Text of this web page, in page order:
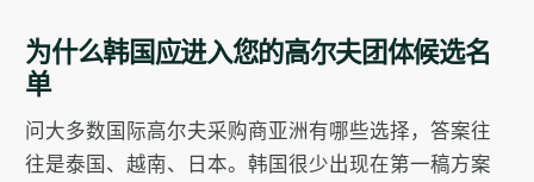
为什么韩国应进入您的高尔夫团体候选名
单
问大多数国际高尔夫采购商亚洲有哪些选择，答案往
往是泰国、越南、日本。韩国很少出现在第一稿方案